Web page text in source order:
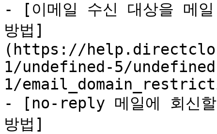
- [이메일 수신 대상을 메일
방법]
(https://
1/undefined-5/
1/
- [no-reply 메일에 회신할
방법]